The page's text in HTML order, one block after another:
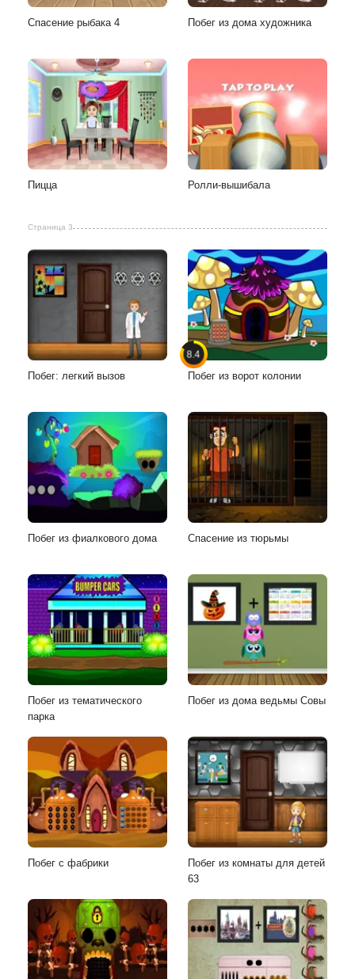
Спасение рыбака 4 Побег из дома художника
Пицца Ролли-вышибала
Страница 3
Побег: легкий вызов
8.4
Побег из ворот колонии
Побег из фиалкового дома Спасение из тюрьмы
Побег из тематического
парка
Побег из дома ведьмы Совы
Побег с фабрики
Побег из комнаты для детей
63